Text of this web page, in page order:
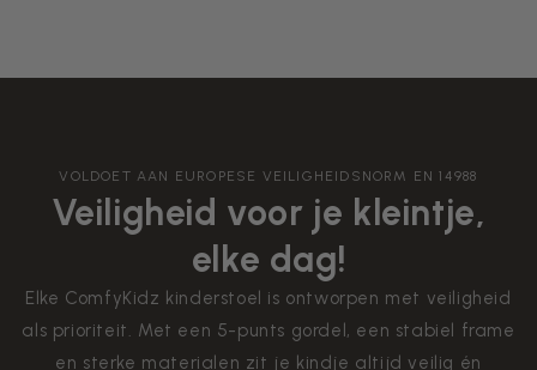
VOLDOET AAN EUROPESE VEILIGHEIDSNORM EN 14988
Veiligheid voor je kleintje,
elke dag!
Elke ComfyKidz kinderstoel is ontworpen met veiligheid
als prioriteit. Met een 5-punts gordel, een stabiel frame
en sterke materialen zit je kindje altijd veilig én